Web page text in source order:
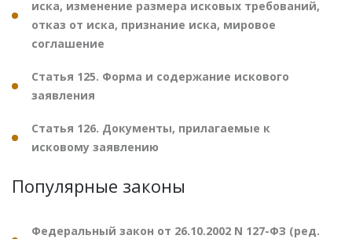
иска, изменение размера исковых требований,
отказ от иска, признание иска, мировое
соглашение
Статья 125. Форма и содержание искового
заявления
Статья 126. Документы, прилагаемые к
исковому заявлению
Популярные законы
Федеральный закон от 26.10.2002 N 127-ФЗ (ред.